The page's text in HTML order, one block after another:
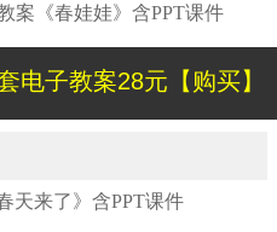
案《春娃娃》含PPT课件
电子教案28元【购买】
天来了》含PPT课件